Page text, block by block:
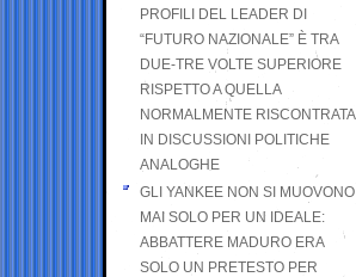
PROFILI DEL LEADER DI
“FUTURO NAZIONALE” È TRA
DUE-TRE VOLTE SUPERIORE
RISPETTO A QUELLA
NORMALMENTE RISCONTRATA
IN DISCUSSIONI POLITICHE
ANALOGHE
GLI YANKEE NON SI MUOVONO
MAI SOLO PER UN IDEALE:
ABBATTERE MADURO ERA
SOLO UN PRETESTO PER